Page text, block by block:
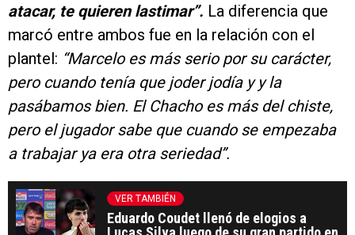
atacar, te quieren lastimar”. La diferencia que
marcó entre ambos fue en la relación con el
plantel: “Marcelo es más serio por su carácter,
pero cuando tenía que joder jodía y y la
pasábamos bien. El Chacho es más del chiste,
pero el jugador sabe que cuando se empezaba
a trabajar ya era otra seriedad”.
VER TAMBIÉN
Eduardo Coudet llenó de elogios a